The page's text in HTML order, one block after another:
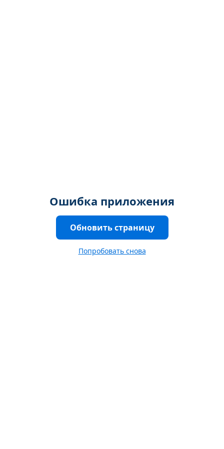
Ошибка приложения
Обновить страницу
Попробовать снова